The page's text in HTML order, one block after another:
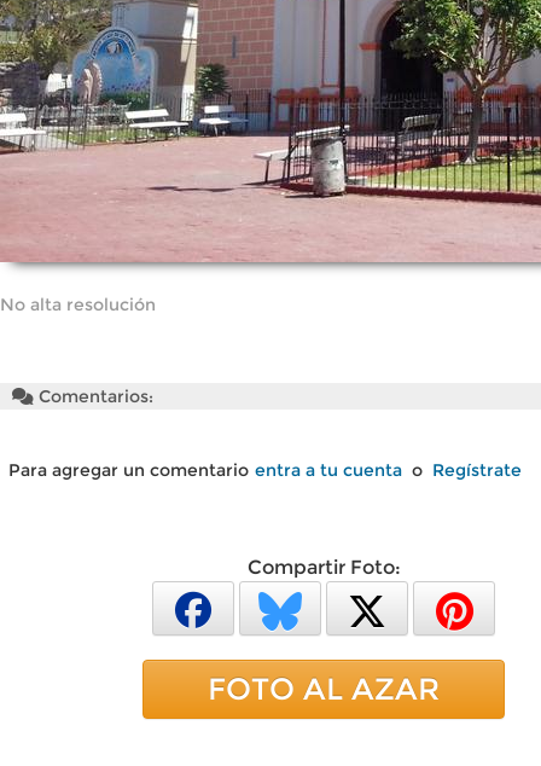
No alta resolución
Comentarios:
Para agregar un comentario entra a tu cuenta o Regístrate
Compartir Foto:
FOTO AL AZAR